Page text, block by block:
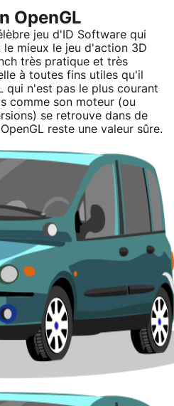
OpenGL
jeu d'ID Software qui
mieux le jeu d'action 3D
très pratique et très
à toutes fins utiles qu'il
qui n'est pas le plus courant
comme son moteur (ou
se retrouve dans de
reste une valeur sûre.